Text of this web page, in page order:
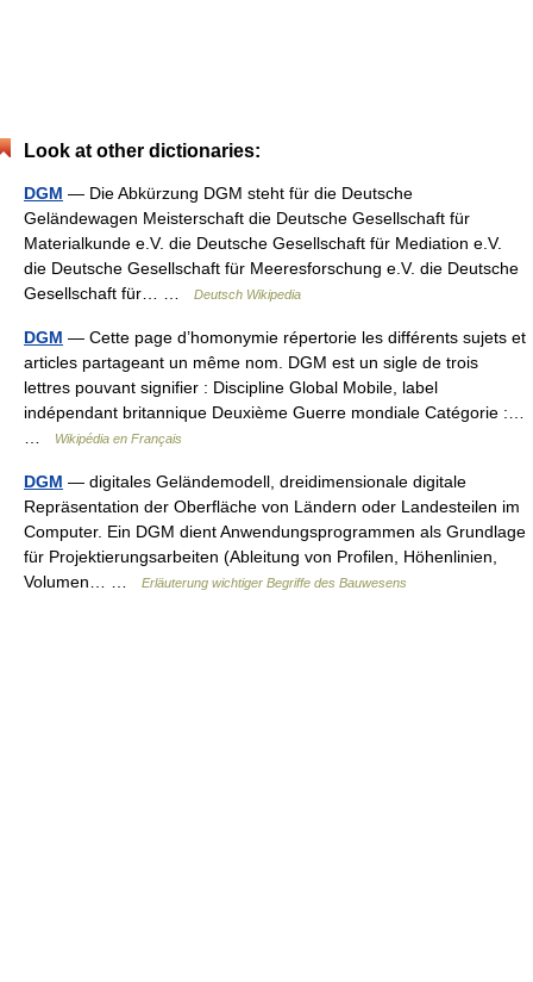
Look at other dictionaries:
DGM — Die Abkürzung DGM steht für die Deutsche
Geländewagen Meisterschaft die Deutsche Gesellschaft für
Materialkunde e.V. die Deutsche Gesellschaft für Mediation e.V.
die Deutsche Gesellschaft für Meeresforschung e.V. die Deutsche
Gesellschaft für… …
Deutsch Wikipedia
DGM — Cette page d’homonymie répertorie les différents sujets et
articles partageant un même nom. DGM est un sigle de trois
lettres pouvant signifier : Discipline Global Mobile, label
indépendant britannique Deuxième Guerre mondiale Catégorie :…
Wikipédia en Français
DGM — digitales Geländemodell, dreidimensionale digitale
Repräsentation der Oberfläche von Ländern oder Landesteilen im
Computer. Ein DGM dient Anwendungsprogrammen als Grundlage
für Projektierungsarbeiten (Ableitung von Profilen, Höhenlinien,
Volumen… …
Erläuterung wichtiger Begriffe des Bauwesens